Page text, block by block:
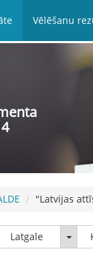
Vēlēšanu
"Latvijas
Latgale